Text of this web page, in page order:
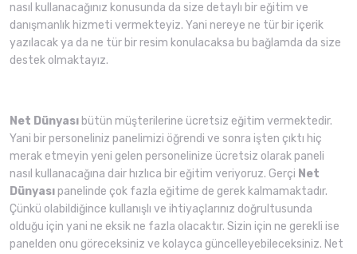
nasıl kullanacağınız konusunda da size detaylı bir eğitim ve
danışmanlık hizmeti vermekteyiz. Yani nereye ne tür bir içerik
yazılacak ya da ne tür bir resim konulacaksa bu bağlamda da size
destek olmaktayız.
Net Dünyası bütün müşterilerine ücretsiz eğitim vermektedir.
Yani bir personeliniz panelimizi öğrendi ve sonra işten çıktı hiç
merak etmeyin yeni gelen personelinize ücretsiz olarak paneli
nasıl kullanacağına dair hızlıca bir eğitim veriyoruz. Gerçi Net
Dünyasıpanelinde çok fazla eğitime de gerek kalmamaktadır.
Çünkü olabildiğince kullanışlı ve ihtiyaçlarınız doğrultusunda
olduğu için yani ne eksik ne fazla olacaktır. Sizin için ne gerekli ise
panelden onu göreceksiniz ve kolayca güncelleyebileceksiniz. Net